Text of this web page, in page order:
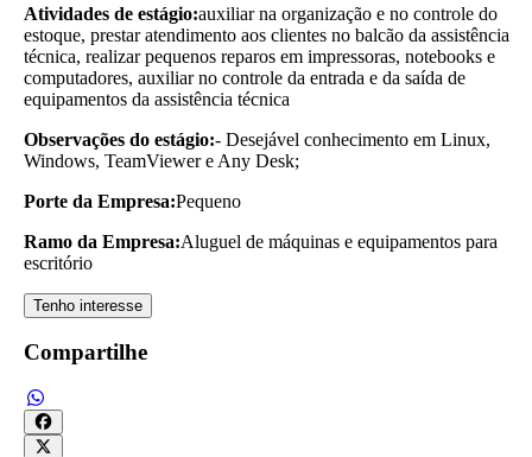
Atividades de estágio:auxiliar na organização e no controle do
estoque, prestar atendimento aos clientes no balcão da assistência
técnica, realizar pequenos reparos em impressoras, notebooks e
computadores, auxiliar no controle da entrada e da saída de
equipamentos da assistência técnica
Observações do estágio:- Desejável conhecimento em Linux,
Windows, TeamViewer e Any Desk;
Porte da Empresa:Pequeno
Ramo da Empresa:Aluguel de máquinas e equipamentos para
escritório
Tenho interesse
Compartilhe